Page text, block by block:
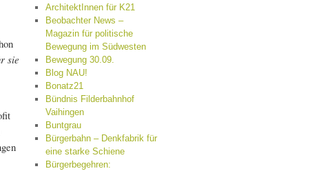
sie
ArchitektInnen für K21
Beobachter News –
Magazin für politische
Bewegung im Südwesten
Bewegung 30.09.
Blog NAU!
Bonatz21
Bündnis Filderbahnhof
Vaihingen
Buntgrau
Bürgerbahn – Denkfabrik für
eine starke Schiene
Bürgerbegehren: